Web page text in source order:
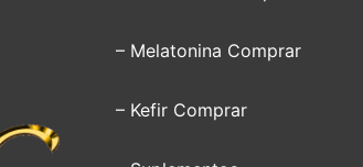
– Melatonina Comprar
– Kefir Comprar